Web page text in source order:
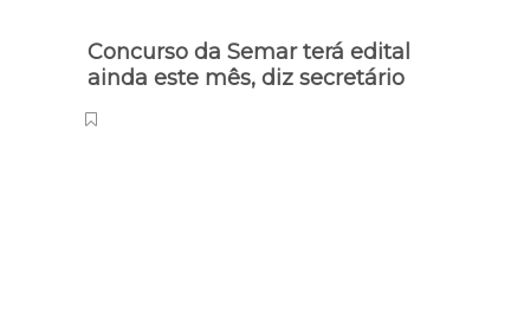
Concurso da Semar terá edital
ainda este mês, diz secretário